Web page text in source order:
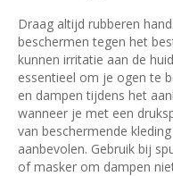
Draag altijd rubberen
beschermen tegen het
kunnen irritatie aan de
essentieel om je ogen te
en dampen tijdens het
wanneer je met een
van beschermende
aanbevolen. Gebruik bij
of masker om dampen